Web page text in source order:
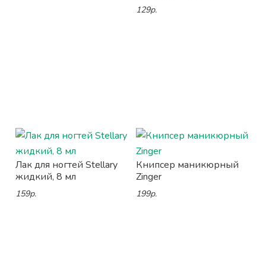
129р.
Лак для ногтей Stellary
жидкий, 8 мл
159р.
Книпсер маникюрный
Zinger
199р.